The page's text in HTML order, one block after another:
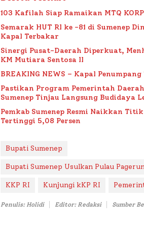
103 Kafilah Siap Ramaikan MTQ
Semarak HUT RI ke -81 di Sumenep
Kapal Terbakar
Sinergi Pusat-Daerah Diperkuat,
KM Mutiara Sentosa II
BREAKING NEWS – Kapal
Pastikan Program Pemerintah
Sumenep Tinjau Langsung Budidaya
Pemkab Sumenep Resmi Naikkan
Tertinggi 5,08 Persen
Bupati Sumenep
Bupati Sumenep Usulkan Pulau
KKP RI Kunjungi kKP RI
Penulis: Holidi Editor: Redaksi Sumber